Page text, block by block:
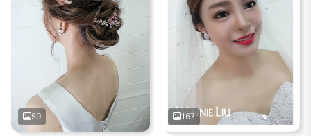
59 167